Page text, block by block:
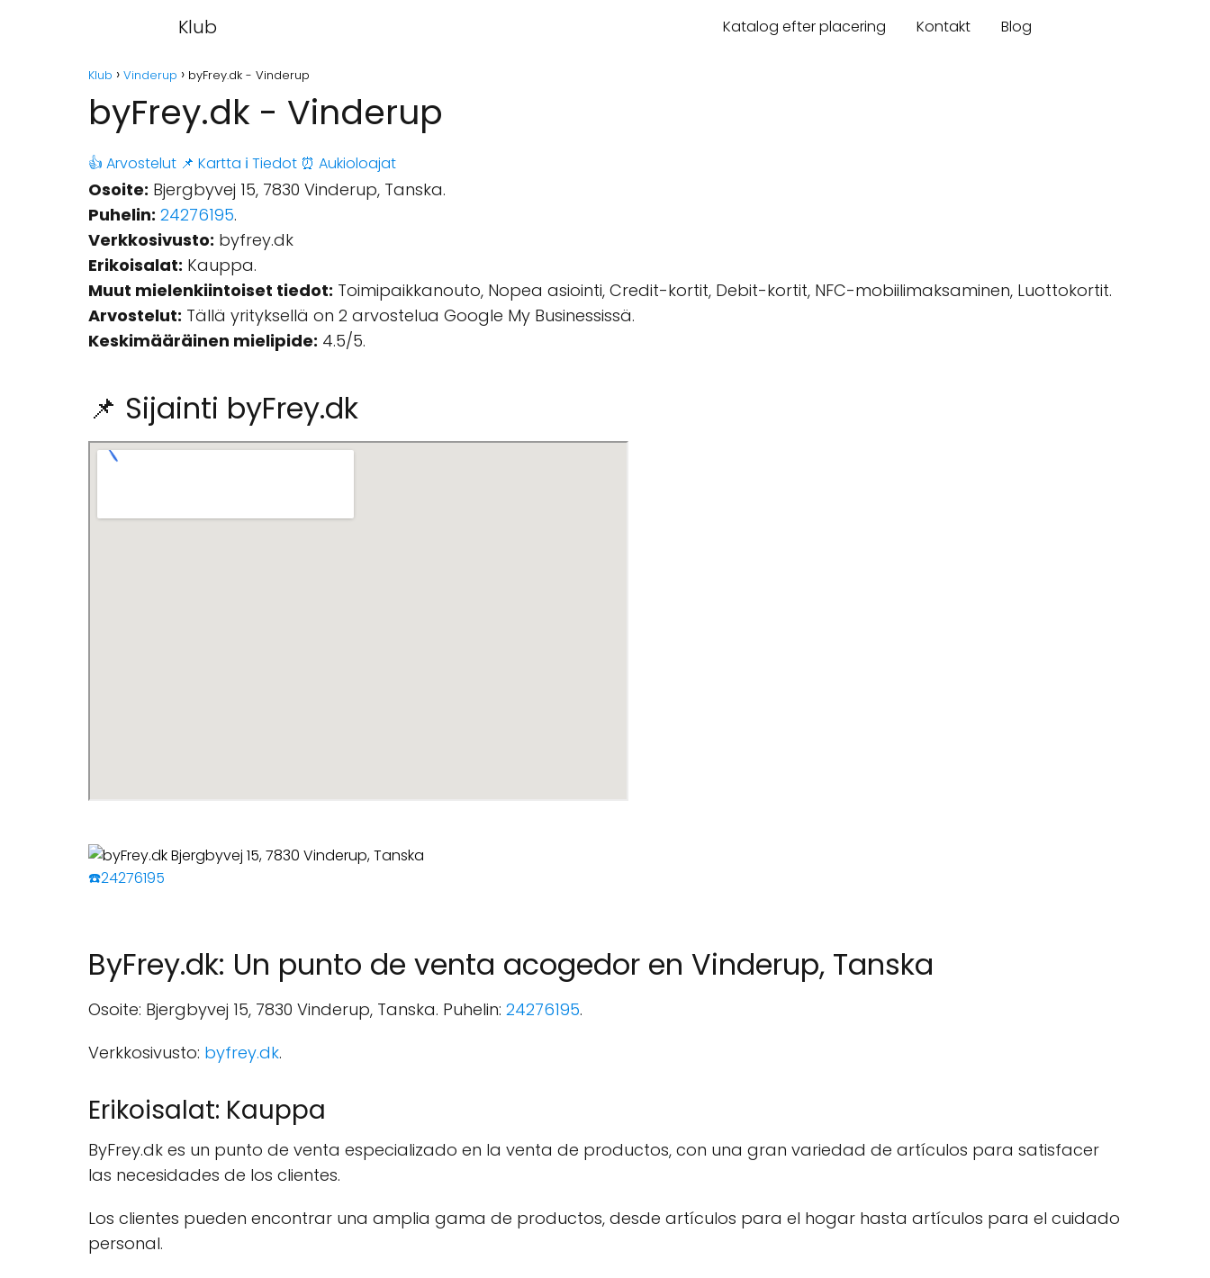
Klub Katalog efter placering Kontakt Blog
Klub Vinderup byFrey.dk - Vinderup
byFrey.dk - Vinderup
👍 Arvostelut 📌 Kartta ℹ️ Tiedot ⏰ Aukioloajat
Osoite: Bjergbyvej 15, 7830 Vinderup, Tanska.
Puhelin: 24276195.
Verkkosivusto: byfrey.dk
Erikoisalat: Kauppa.
Muut mielenkiintoiset tiedot: Toimipaikkanouto, Nopea asiointi, Credit-kortit, Debit-kortit, NFC-mobiilimaksaminen, Luottokortit.
Arvostelut: Tällä yrityksellä on 2 arvostelua Google My Businessissä.
Keskimääräinen mielipide: 4.5/5.
📌 Sijainti byFrey.dk
☎️24276195
ByFrey.dk: Un punto de venta acogedor en Vinderup, Tanska
Osoite: Bjergbyvej 15, 7830 Vinderup, Tanska. Puhelin: 24276195.
Verkkosivusto: byfrey.dk.
Erikoisalat: Kauppa
ByFrey.dk es un punto de venta especializado en la venta de productos, con una gran variedad de artículos para satisfacer
las necesidades de los clientes.
Los clientes pueden encontrar una amplia gama de productos, desde artículos para el hogar hasta artículos para el cuidado
personal.